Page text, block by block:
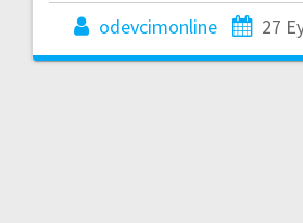
odevcimonline 27